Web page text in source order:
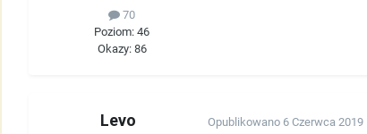
70
Poziom: 46
Okazy: 86
Levo Opublikowano 6 Czerwca 2019